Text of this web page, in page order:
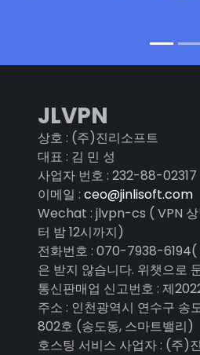
JLVPN
상호 : (주)진리소프트
대표 : 김 민 성
사업자 번호 : 232-88-02317
이메일 : ceo@jinlisoft.com
Wechat : jlvpn-cs ( VPN 상
터 밤 12시까지)
전화번호 : 070-7938-
은 받지 않습니다. 위챗으로
통신판매업 신고번호 : 제
주소 : 인천광역시 연수구 송
802호 (송도동, 스마트밸리)
호스팅 서비스 사업자 : (주)